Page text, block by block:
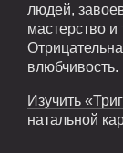
людей,
мастерство и
влюбчивость.
Изучить
натальной